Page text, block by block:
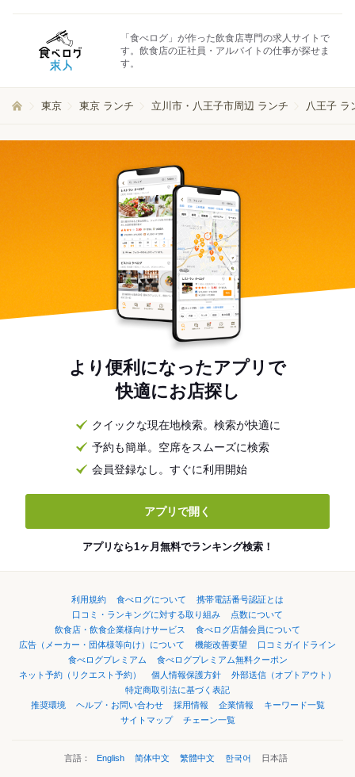
「食べログ」が作った飲食店専門の求人サイトで
す。飲食店の正社員・アルバイトの仕事が探せま
す。
東京 東京 ランチ 立川市・八王子市周辺 ランチ 八王子 ラ
より便利になったアプリで
快適にお店探し
クイックな現在地検索。検索が快適に
予約も簡単。空席をスムーズに検索
会員登録なし。すぐに利用開始
アプリで開く
アプリなら1ヶ月無料でランキング検索！
利用規約 食べログについて
携帯電話番号認証とは
口コミ・ランキングに対する取り組み
点数について
飲食店・飲食企業様向けサービス
食べログ店舗会員について
広告（メーカー・団体様等向け）について
機能改善要望
口コミガイドライン
食べログプレミアム
食べログプレミアム無料クーポン
ネット予約（リクエスト予約）
個人情報保護方針
外部送信（オプトアウト）
特定商取引法に基づく表記
推奨環境
ヘルプ・お問い合わせ 採用情報 企業情報
キーワード一覧
サイトマップ
チェーン一覧
言語： English 简体中文 繁體中文 한국어 日本語